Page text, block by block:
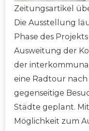
Zeitungsartikel
Die Ausstellung
Phase des
Ausweitung der
der
eine Radtour
gegenseitige
Städte geplant.
Möglichkeit zum